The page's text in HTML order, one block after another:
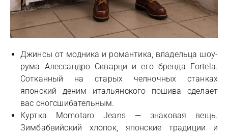
Джинсы от модника и романтика, владельца шоу-
рума Алессандро Скварци и его бренда Fortela.
Сотканный на старых челночных станках
японский деним итальянского пошива сделает
вас сногсшибательным.
Куртка Momotaro Jeans — знаковая вещь.
Зимбабвийский хлопок, японские традиции и